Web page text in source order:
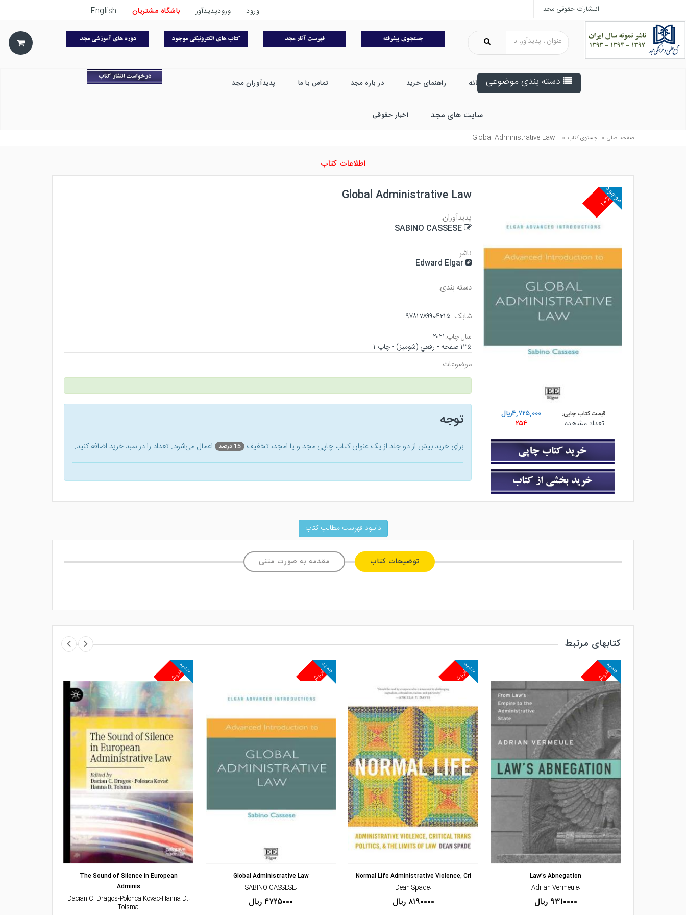
انتشارات حقوقی مجد ورود ورودپدیدآور باشگاه مشتریان English
دسته بندی موضوعی خانه راهنمای خرید در باره مجد تماس با ما پدیدآوران مجد
سایت های مجد اخبار حقوقی
صفحه اصلی » جستوی کتاب »
Global Administrative Law
اطلاعات کتاب
۱۰%
موجود
قیمت کتاب چاپی:
۴,۷۲۵,۰۰۰ريال
تعداد مشاهده:
۲۵۴
Global Administrative Law
پدیدآوران:
SABINO CASSESE
ناشر:
Edward Elgar
دسته بندی:
شابک: ۹۷۸۱۷۸۹۹۰۴۲۱۵
سال چاپ:۲۰۲۱
۱۳۵ صفحه - رقعي (شوميز) - چاپ ۱
موضوعات:
توجه
برای خرید بیش از دو جلد از یک عنوان کتاب‌ چاپی مجد و یا امجد، تخفیف 15 درصد اعمال می‌شود. تعداد را در سبد خرید اضافه کنید.
دانلود فهرست مطالب کتاب
توضیحات کتاب مقدمه به صورت متنی
کتابهای مرتبط
مشاهده و خرید
پرفروش
جدید
Law’s Abnegation
،Adrian Vermeule
۹۳۱۰۰۰۰ ریال
پرفروش
جدید
مشاهده و خرید
Normal Life Administrative Violence, Cri
،Dean Spade
۸۱۹۰۰۰۰ ریال
پرفروش
جدید
مشاهده و خرید
Global Administrative Law
،SABINO CASSESE
۴۷۲۵۰۰۰ ریال
پرفروش
جدید
The Sound of Silence in European
Adminis
،Dacian C. Dragos-Polonca Kovac-Hanna D.
Tolsma